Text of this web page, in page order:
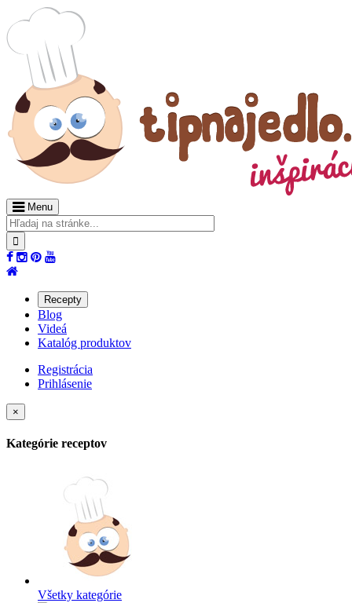
Menu
Recepty
Blog
Videá
Katalóg produktov
Registrácia
Prihlásenie
×
Kategórie receptov
Všetky kategórie